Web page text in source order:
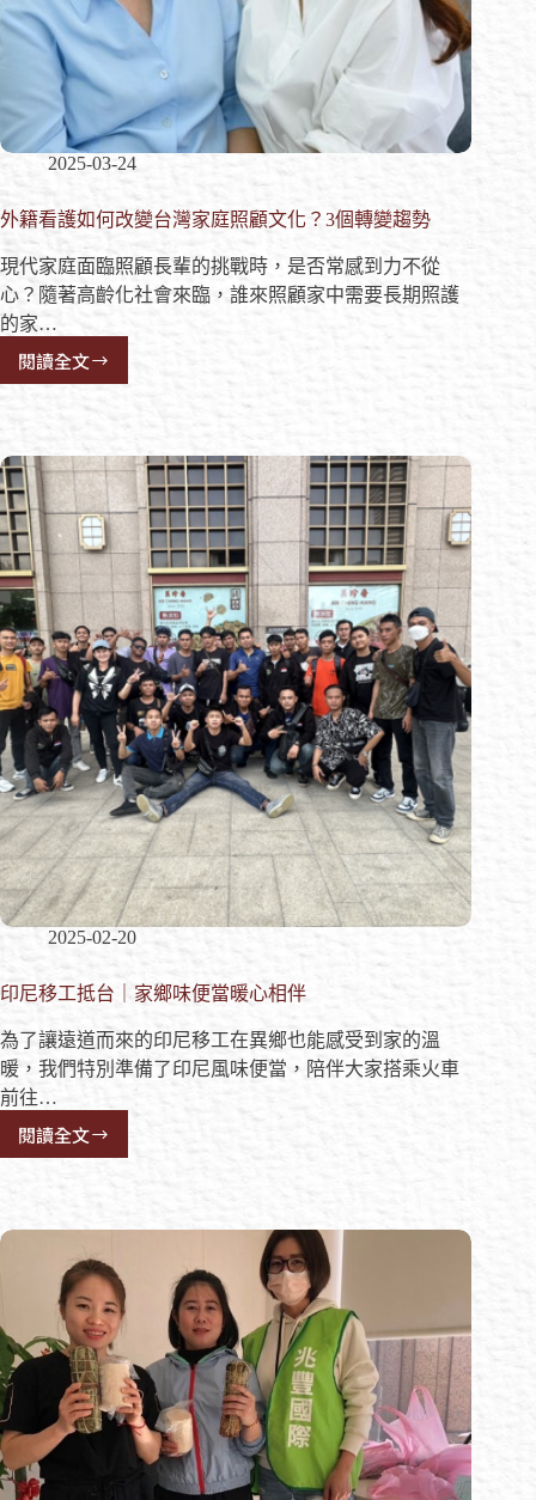
2025-03-24
外籍看護如何改變台灣家庭照顧文化？3個轉變趨勢
現代家庭面臨照顧長輩的挑戰時，是否常感到力不從
心？隨著高齡化社會來臨，誰來照顧家中需要長期照護
的家…
閱讀全文
2025-02-20
印尼移工抵台｜家鄉味便當暖心相伴
為了讓遠道而來的印尼移工在異鄉也能感受到家的溫
暖，我們特別準備了印尼風味便當，陪伴大家搭乘火車
前往…
閱讀全文